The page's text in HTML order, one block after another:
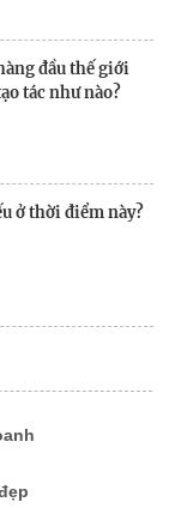
đầu thế giới
tác như nào?
ở thời điểm này?